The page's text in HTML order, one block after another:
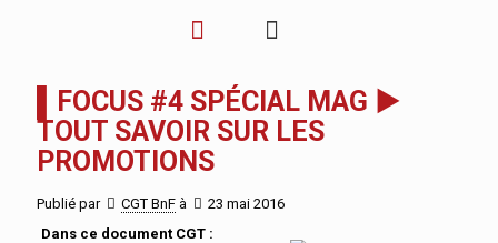
▌FOCUS #4 SPÉCIAL MAG ►
TOUT SAVOIR SUR LES
PROMOTIONS
Publié par CGT BnF à
23 mai 2016
Dans ce document CGT :